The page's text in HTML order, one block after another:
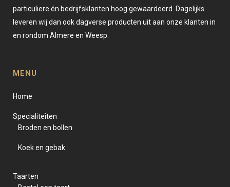
particuliere én bedrijfsklanten hoog gewaardeerd. Dagelijks
leveren wij dan ook dagverse producten uit aan onze klanten in
en rondom Almere en Weesp.
MENU
Home
Specialiteiten
Broden en bollen
Koek en gebak
Taarten